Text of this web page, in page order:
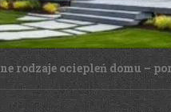
rodzaje ociepleń domu –